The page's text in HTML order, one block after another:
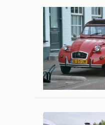
twst
Rotterdam